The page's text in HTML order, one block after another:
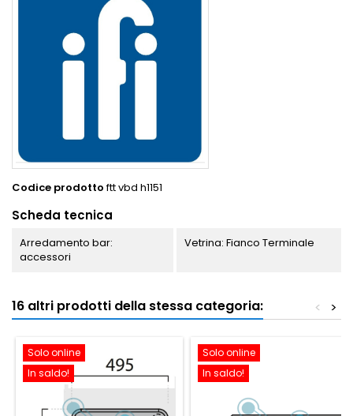
Codice prodotto ftt vbd h1151
Scheda tecnica
Arredamento bar:
accessori
Vetrina: Fianco Terminale
16 altri prodotti della stessa categoria: >
<
Solo online
In saldo!
Solo online
In saldo!